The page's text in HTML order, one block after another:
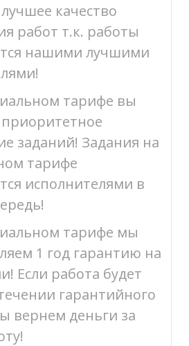
качество
работ т.к. работы
нашими лучшими
тарифе вы
приоритетное
заданий! Задания на
тарифе
исполнителями в
тарифе мы
1 год гарантию на
Если работа будет
гарантийного
вернем деньги за